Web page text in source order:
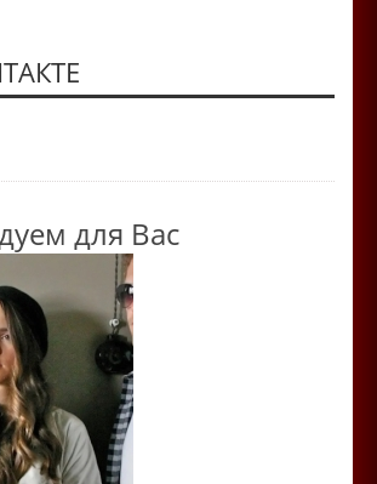
для Вас